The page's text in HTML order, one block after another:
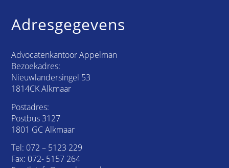
Adresgegevens
Advocatenkantoor Appelman
Bezoekadres:
Nieuwlandersingel 53
1814CK Alkmaar
Postadres:
Postbus 3127
1801 GC Alkmaar
Tel: 072 – 5123 229
Fax: 072- 5157 264